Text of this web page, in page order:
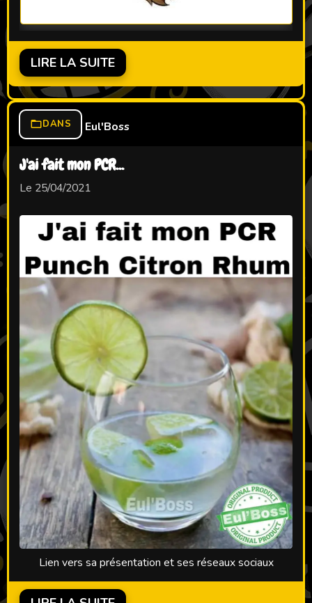
LIRE LA SUITE
DANS Eul'Boss
J'ai fait mon PCR...
Le 25/04/2021
Lien vers sa présentation et ses réseaux sociaux